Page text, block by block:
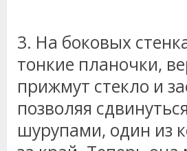
3. На боковых
тонкие планочки,
прижмут стекло и
позволяя
шурупами, один из